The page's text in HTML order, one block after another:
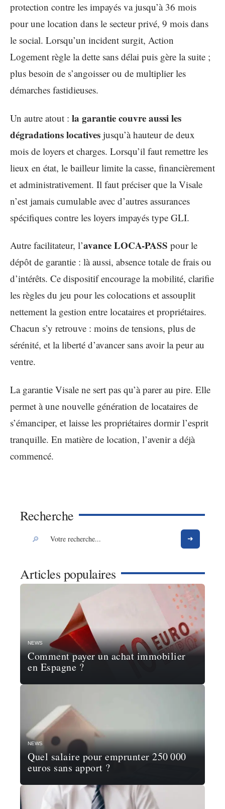
protection contre les impayés va jusqu’à 36 mois
pour une location dans le secteur privé, 9 mois dans
le social. Lorsqu’un incident surgit, Action
Logement règle la dette sans délai puis gère la suite ;
plus besoin de s’angoisser ou de multiplier les
démarches fastidieuses.
Un autre atout : la garantie couvre aussi les
dégradations locatives jusqu’à hauteur de deux
mois de loyers et charges. Lorsqu’il faut remettre les
lieux en état, le bailleur limite la casse, financièrement
et administrativement. Il faut préciser que la Visale
n’est jamais cumulable avec d’autres assurances
spécifiques contre les loyers impayés type GLI.
Autre facilitateur, l’avance LOCA-PASS pour le
dépôt de garantie : là aussi, absence totale de frais ou
d’intérêts. Ce dispositif encourage la mobilité, clarifie
les règles du jeu pour les colocations et assouplit
nettement la gestion entre locataires et propriétaires.
Chacun s’y retrouve : moins de tensions, plus de
sérénité, et la liberté d’avancer sans avoir la peur au
ventre.
La garantie Visale ne sert pas qu’à parer au pire. Elle
permet à une nouvelle génération de locataires de
s’émanciper, et laisse les propriétaires dormir l’esprit
tranquille. En matière de location, l’avenir a déjà
commencé.
Recherche
Articles populaires
NEWS
Comment payer un achat immobilier
en Espagne ?
NEWS
Quel salaire pour emprunter 250 000
euros sans apport ?